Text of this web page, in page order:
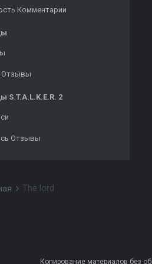
Комментарии
S.T.A.L.K.E.R. 2
Отзывы
The lord
Копирование материалов без